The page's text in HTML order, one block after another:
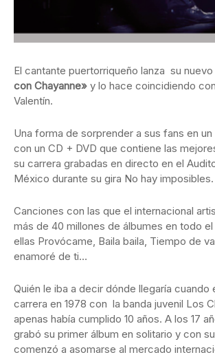
El cantante puertorriqueño lanza su
con Chayanne» y lo hace coincidiendo
Valentín.
Una forma de sorprender a sus fans en
con un CD + DVD que contiene las
su carrera grabadas en directo en el
México durante su gira No hay imposibles.
Canciones con las que el internacional
más de 40 millones de álbumes en todo
ellas Provócame, Baila baila, Tiempo de
enamoré de ti…
Quién le iba a decir dónde llegaría cuando
carrera en 1978 con la banda juvenil Los
apenas había cumplido 10 años. A los 17
grabó su primer álbum en solitario y con
comenzó a asomarse al mercado